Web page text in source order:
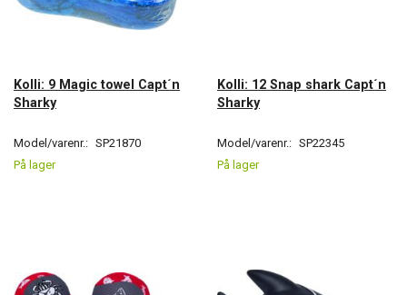
Kolli: 9 Magic towel Capt´n
Sharky
Model/varenr.: SP21870
På lager
Kolli: 12 Snap shark Capt´n
Sharky
Model/varenr.: SP22345
På lager